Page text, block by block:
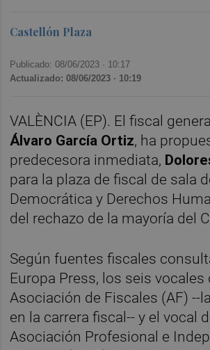
Castellón Plaza
Publicado: 08/06/2023 · 10:17
Actualizado: 08/06/2023 · 10:19
VALÈNCIA (EP). El fiscal
Álvaro García Ortiz, ha
predecesora inmediata,
para la plaza de fiscal de sala
Democrática y Derechos
del rechazo de la mayoría del
Según fuentes fiscales
Europa Press, los seis vocales
Asociación de Fiscales (AF) --
en la carrera fiscal-- y el vocal
Asociación Profesional e